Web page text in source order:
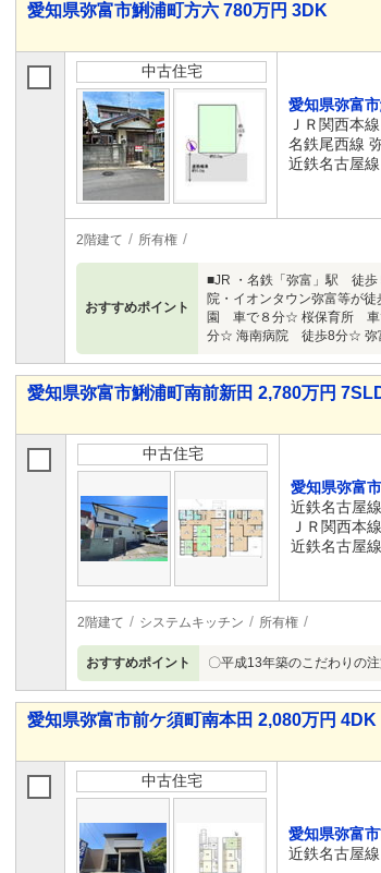
愛知県弥富市鯏浦町方六 780万円 3DK
中古住宅
愛知県弥富
ＪＲ関西本
名鉄尾西線
近鉄名古屋
2階建て 所有権
おすすめポイント
■JR ・名鉄「弥富」駅 徒歩
院・イオンタウン弥富等が
園 車で８分☆ 桜保育所 車
分☆ 海南病院 徒歩8分☆ 弥
愛知県弥富市鯏浦町南前新田 2,780万円
中古住宅
愛知県弥富
近鉄名古屋
ＪＲ関西本
近鉄名古屋
2階建て システムキッチン 所有権
おすすめポイント 〇平成13年築のこだわりの
愛知県弥富市前ケ須町南本田 2,080万円 4DK
中古住宅
愛知県弥富
近鉄名古屋